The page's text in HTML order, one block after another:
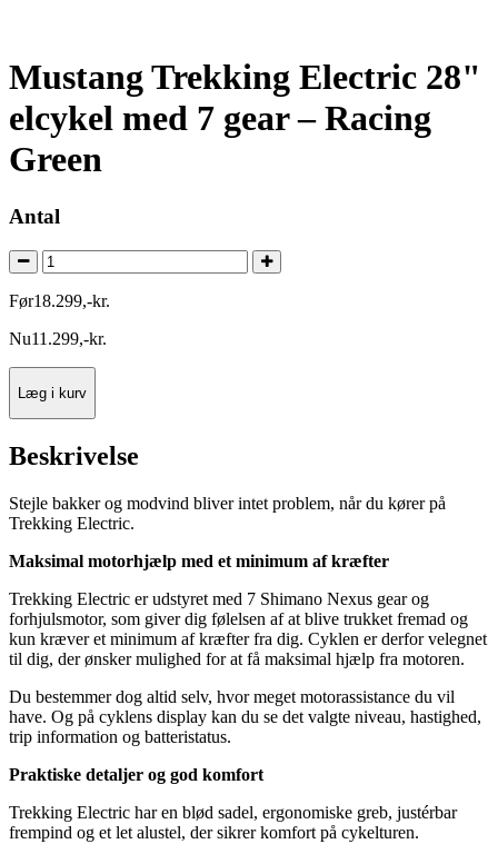
Mustang Trekking Electric 28"
elcykel med 7 gear – Racing
Green
Antal
Før18.299,-kr.
Nu11.299,-kr.
Læg i kurv
Beskrivelse
Stejle bakker og modvind bliver intet problem, når du kører på
Trekking Electric.
Maksimal motorhjælp med et minimum af kræfter
Trekking Electric er udstyret med 7 Shimano Nexus gear og
forhjulsmotor, som giver dig følelsen af at blive trukket fremad og
kun kræver et minimum af kræfter fra dig. Cyklen er derfor velegnet
til dig, der ønsker mulighed for at få maksimal hjælp fra motoren.
Du bestemmer dog altid selv, hvor meget motorassistance du vil
have. Og på cyklens display kan du se det valgte niveau, hastighed,
trip information og batteristatus.
Praktiske detaljer og god komfort
Trekking Electric har en blød sadel, ergonomiske greb, justérbar
frempind og et let alustel, der sikrer komfort på cykelturen.